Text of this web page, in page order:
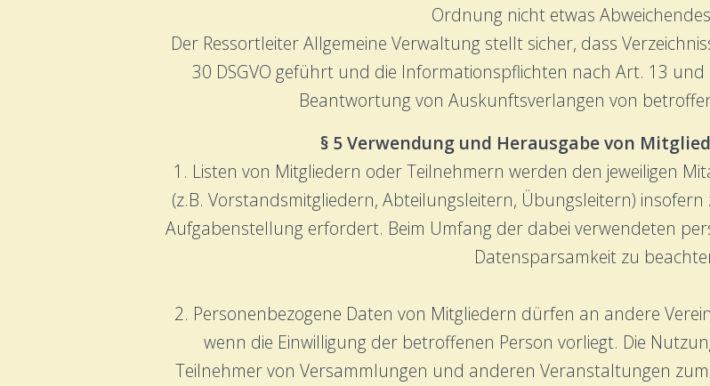
Ordnung nicht etwas
Der Ressortleiter Allgemeine Verwaltung stellt sicher, dass
30 DSGVO geführt und die Informationspflichten nach Art. 13
Beantwortung von Auskunftsverlangen von
§ 5 Verwendung und Herausgabe von
1. Listen von Mitgliedern oder Teilnehmern werden den jeweiligen
(z.B. Vorstandsmitgliedern, Abteilungsleitern, Übungsleitern) insofern
Aufgabenstellung erfordert. Beim Umfang der dabei verwendeten
Datensparsamkeit zu
2. Personenbezogene Daten von Mitgliedern dürfen an andere
wenn die Einwilligung der betroffenen Person vorliegt. Die
Teilnehmer von Versammlungen und anderen Veranstaltungen